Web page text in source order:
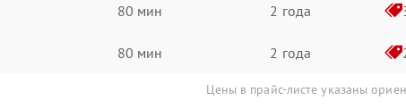
80 мин 2 года
80 мин 2 года
Цены в прайс-листе указаны